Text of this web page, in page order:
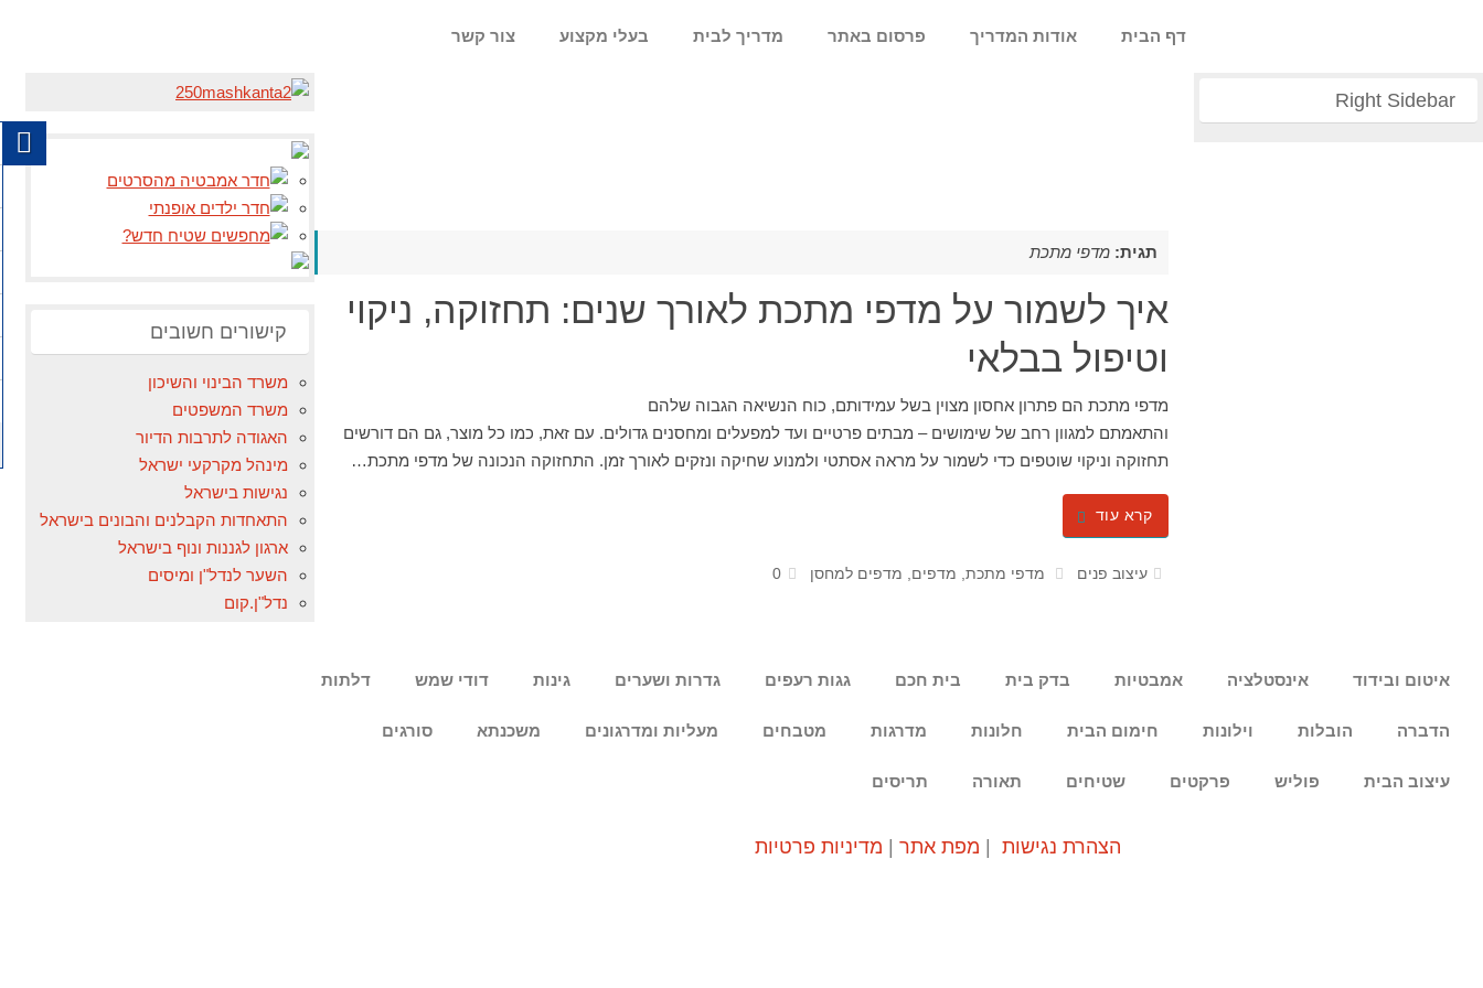
דף הבית אודות המדריך פרסום באתר מדריך לבית בעלי מקצוע צור קשר
תגית: מדפי מתכת
איך לשמור על מדפי מתכת לאורך שנים: תחזוקה, ניקוי
וטיפול בבלאי
מדפי מתכת הם פתרון אחסון מצוין בשל עמידותם, כוח הנשיאה הגבוה שלהם
והתאמתם למגוון רחב של שימושים – מבתים פרטיים ועד למפעלים ומחסנים גדולים. עם זאת, כמו כל מוצר, גם הם דורשים
תחזוקה וניקוי שוטפים כדי לשמור על מראה אסתטי ולמנוע שחיקה ונזקים לאורך זמן. התחזוקה הנכונה של מדפי מתכת…
קרא עוד
עיצוב פנים מדפי מתכת מדפים מדפים למחסן 0
קישורים חשובים
משרד הבינוי והשיכון
משרד המשפטים
האגודה לתרבות הדיור
מינהל מקרקעי ישראל
נגישות בישראל
התאחדות הקבלנים והבונים בישראל
ארגון לגננות ונוף בישראל
השער לנדל"ן ומיסים
נדל"ן.קום
Right Sidebar
איטום ובידוד אינסטלציה אמבטיות בדק בית בית חכם גגות רעפים גדרות ושערים גינות דודי שמש דלתות
הדברה הובלות וילונות חימום הבית חלונות מדרגות מטבחים מעליות ומדרגונים משכנתא סורגים
עיצוב הבית פוליש פרקטים שטיחים תאורה תריסים
הצהרת נגישות| מפת אתר| מדיניות פרטיות